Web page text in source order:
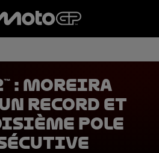
: Moreira
record et
pole